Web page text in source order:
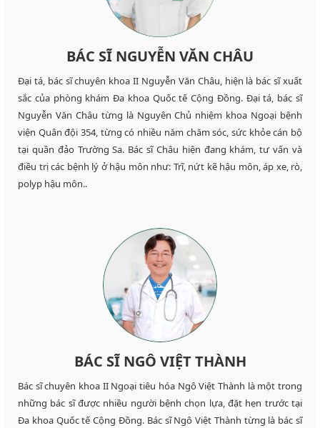
BÁC SĨ NGUYỄN VĂN CHÂU
Đại tá, bác sĩ chuyên khoa II Nguyễn Văn Châu, hiện là bác sĩ xuất
sắc của phòng khám Đa khoa Quốc tế Cộng Đồng. Đại tá, bác sĩ
Nguyễn Văn Châu từng là Nguyên Chủ nhiệm khoa Ngoại bệnh
viện Quân đội 354, từng có nhiều năm chăm sóc, sức khỏe cán bộ
tại quần đảo Trường Sa. Bác sĩ Châu hiện đang khám, tư vấn và
điều trị các bệnh lý ở hậu môn như: Trĩ, nứt kẽ hậu môn, áp xe, rò,
polyp hậu môn..
BÁC SĨ NGÔ VIỆT THÀNH
Bác sĩ chuyên khoa II Ngoại tiêu hóa Ngô Việt Thành là một trong
những bác sĩ được nhiều người bệnh chọn lựa, đặt hẹn trước tại
Đa khoa Quốc tế Cộng Đồng. Bác sĩ Ngô Việt Thành từng là bác sĩ